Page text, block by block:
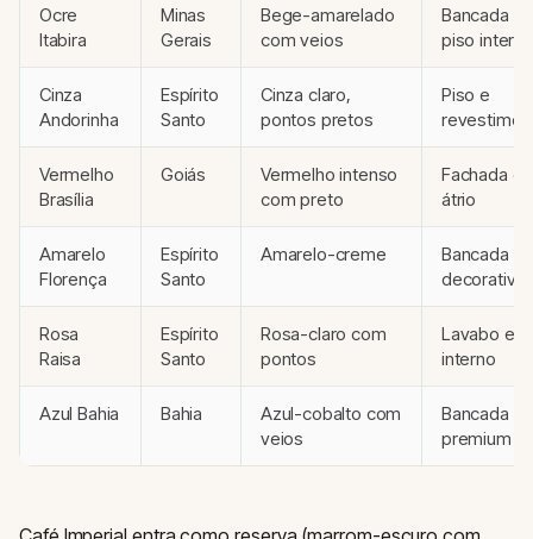
Ocre
Itabira
Minas
Gerais
Bege-amarelado
com veios
Bancada e
piso interno
Cinza
Andorinha
Espírito
Santo
Cinza claro,
pontos pretos
Piso e
Vermelho
Brasília
Goiás
Vermelho intenso
com preto
Fachada e
átrio
Amarelo
Florença
Espírito
Santo
Amarelo-creme
Bancada
decorativa
Rosa
Raisa
Espírito
Santo
Rosa-claro com
pontos
Lavabo e
interno
Azul Bahia Bahia
Azul-cobalto com
veios
Bancada
premium